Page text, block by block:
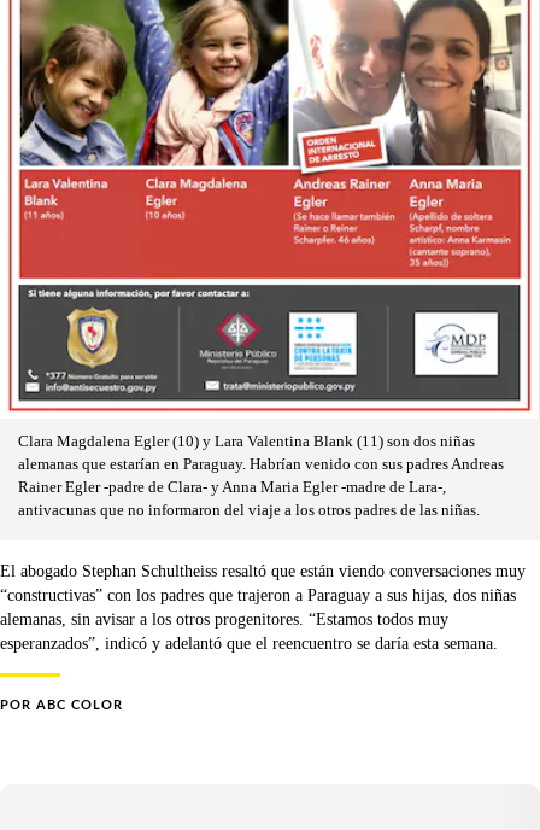
Clara Magdalena Egler (10) y Lara Valentina Blank (11) son dos niñas
alemanas que estarían en Paraguay. Habrían venido con sus padres Andreas
Rainer Egler -padre de Clara- y Anna Maria Egler -madre de Lara-,
antivacunas que no informaron del viaje a los otros padres de las niñas.
El abogado Stephan Schultheiss resaltó que están viendo conversaciones muy
“constructivas” con los padres que trajeron a Paraguay a sus hijas, dos niñas
alemanas, sin avisar a los otros progenitores. “Estamos todos muy
esperanzados”, indicó y adelantó que el reencuentro se daría esta semana.
POR ABC COLOR